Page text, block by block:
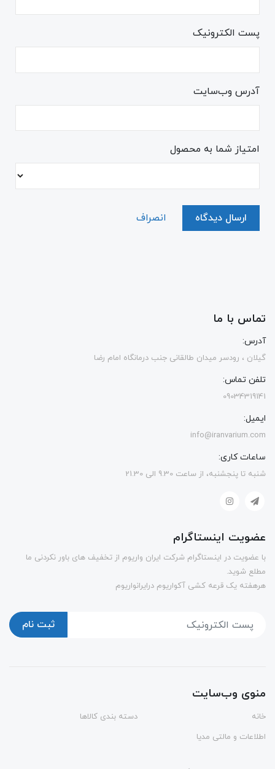
پست الکترونیک
آدرس وب‌سایت
امتیاز شما به محصول
ارسال دیدگاه انصراف
تماس با ما
آدرس:
گیلان ، رودسر میدان طالقانی جنب درمانگاه امام رضا
تلفن تماس:
09034319141
ایمیل:
info@iranvarium.com
ساعات کاری:
شنبه تا پنجشنبه، از ساعت 9.30 الی 21.30
عضویت اینستاگرام
با عضویت در اینستاگرام شرکت ایران واریوم از تخفیف های باور نکردنی ما
مطلع شوید.
هرهفته یک قرعه کشی آکواریوم درایرانواریوم
ثبت نام
منوی وب‌سایت
خانه
دسته بندی کالاها
اطلاعات و مالتی مدیا